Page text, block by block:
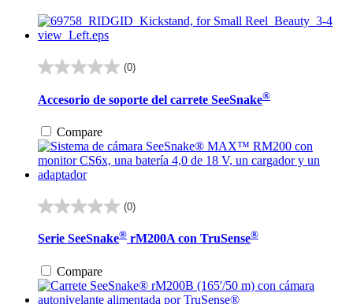
(0)
0.0
5
Accesorio de soporte del carrete SeeSnake®
Compare
(0)
0.0
5
Serie SeeSnake® rM200A con TruSense®
Compare